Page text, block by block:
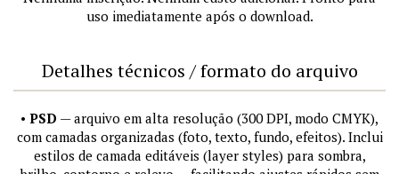
uso imediatamente após o download.
Detalhes técnicos / formato do arquivo
• PSD — arquivo em alta resolução (300 DPI, modo CMYK),
com camadas organizadas (foto, texto, fundo, efeitos). Inclui
estilos de camada editáveis (layer styles) para sombra,